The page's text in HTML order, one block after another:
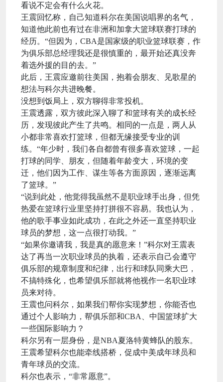
看说不定会有什么火花。
王震回忆称，自己知道科尔在美国说唱界的名气，
知道他此前也有过在非洲和加拿大篮球联赛打球的
经历。“但因为，CBA是国家级的职业篮球联赛，作
为俱乐部总经理我还是很慎重的，最开始还真没奔
着选外援的目的去。”
此后，王震应邀前往美国，抱着会朋友、见歌星的
想法与科尔共进晚餐。
没想到饭局上，双方聊得非常投机。
王震透露，双方彼此深入聊了和篮球有关的成长经
历，发现彼此产生了共鸣。相同的一点是，两人从
小都非常喜欢打篮球，但都无缘接受专业的训
练。“年少时，我们各自都曾有很多喜欢篮球，一起
打球的同学、朋友，但随着年龄变大，环境的变
迁，他们因为工作、谋生等各方面原因，逐渐远离
了篮球。”
“说到此处，他觉得我虽然不是职业球手出身，但凭
热爱在篮球行业里坚持打拼很不容易。我也认为，
他的歌手事业如此成功，在此之外还一直坚持职业
球员的梦想，这一点很打动我。”
“如果你邀请我，我是真的愿意来！”科尔对王震表
达了再当一次职业球员的执着，还表示自己会遵守
俱乐部的规章制度和纪律，出行和球队同乘大巴，
不搞特殊化，也希望俱乐部就将他视作一名职业球
员来对待。
王震也问科尔，如果我们帮你实现梦想，你能否也
通过个人影响力，帮俱乐部和CBA、中国篮球扩大
一些国际影响力？
科尔另有一层身份，是NBA夏洛特黄蜂队的股东。
王震希望科尔也能牵线搭桥，促成中美成年球员和
青年球员的交流。
科尔也表示，“非常愿意”。